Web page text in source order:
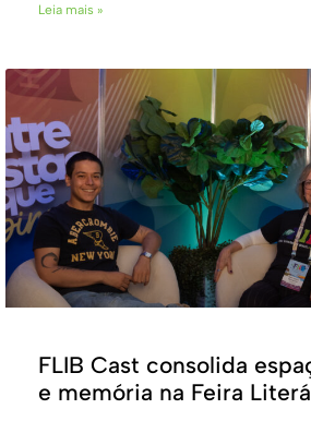
Leia mais »
FLIB Cast consolida
e memória na Feira